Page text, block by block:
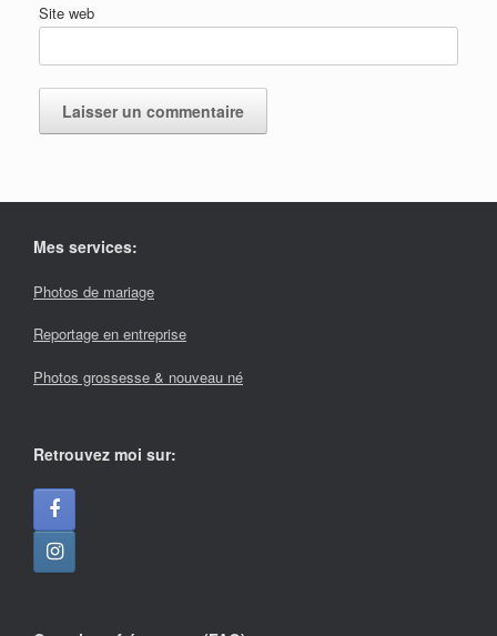
Site web
Mes services:
Photos de mariage
Reportage en entreprise
Photos grossesse & nouveau né
Retrouvez moi sur: